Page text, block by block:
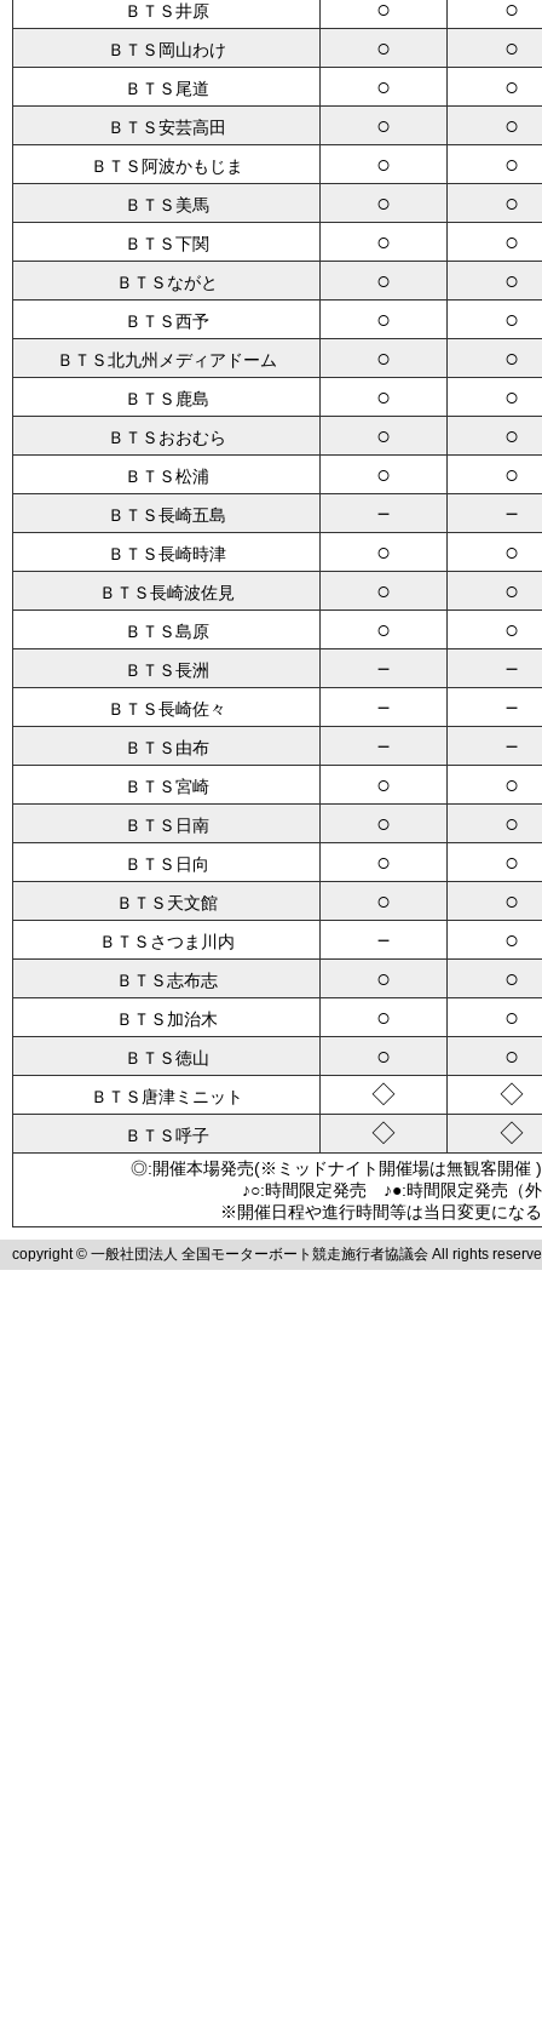
ＢＴＳ井原 ○ ○
ＢＴＳ岡山わけ ○ ○
ＢＴＳ尾道 ○ ○
ＢＴＳ安芸高田 ○ ○
ＢＴＳ阿波かもじま ○ ○
ＢＴＳ美馬 ○ ○
ＢＴＳ下関 ○ ○
ＢＴＳながと ○ ○
ＢＴＳ西予 ○ ○
ＢＴＳ北九州メディアドーム ○ ○
ＢＴＳ鹿島 ○ ○
ＢＴＳおおむら ○ ○
ＢＴＳ松浦 ○ ○
ＢＴＳ長崎五島 － －
ＢＴＳ長崎時津 ○ ○
ＢＴＳ長崎波佐見 ○ ○
ＢＴＳ島原 ○ ○
ＢＴＳ長洲 － －
ＢＴＳ長崎佐々 － －
ＢＴＳ由布 － －
ＢＴＳ宮崎 ○ ○
ＢＴＳ日南 ○ ○
ＢＴＳ日向 ○ ○
ＢＴＳ天文館 ○ ○
ＢＴＳさつま川内 － ○
ＢＴＳ志布志 ○ ○
ＢＴＳ加治木 ○ ○
ＢＴＳ徳山 ○ ○
ＢＴＳ唐津ミニット ◇ ◇
ＢＴＳ呼子 ◇ ◇
◎:開催本場発売(※ミッドナイト開催場は無観客
♪○:時間限定発売 ♪●:時間限定発売
※開催日程や進行時間等は当日変更にな
copyright © 一般社団法人 全国モーターボート競走施行者協議会 All rights